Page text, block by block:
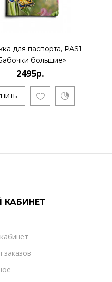
для паспорта, PAS1
большие»
2495р.
КАБИНЕТ
заказов